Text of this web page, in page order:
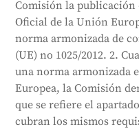
Comisión la publicación
Oficial de la Unión
norma armonizada de
(UE) no 1025/2012. 2.
una norma armonizada
Europea, la Comisión
que se refiere el
cubran los mismos